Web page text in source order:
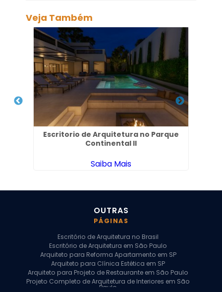
Veja Também
Escritorio de Arquitetura no Parque
Continental II
Saiba Mais
OUTRAS
PÁGINAS
Escritório de Arquitetura no Brasil
Escritório de Arquitetura em São Paulo
Arquiteto para Reforma Apartamento em SP
Arquiteto para Clínica Estética em SP
Arquiteto para Projeto de Restaurante em São Paulo
Projeto Completo de Arquitetura de Interiores em São
Paulo